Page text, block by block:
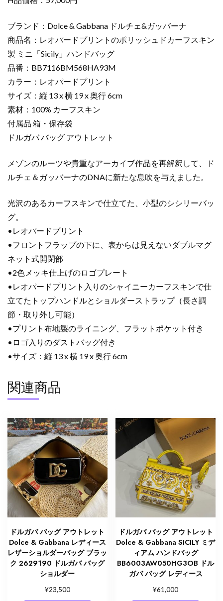
ド
カ
ー
フ
ス
キ
ン
製
ミ
ニ
「Sicily」
ン
ド
ッ
グ
BB7116BM568HA93M
ド
ル
ガ
バ
バ
ッ
ア
ウ
ト
レ
ト
個
ブランド：Dolce & Gabbana ドルチェ&ガッバーナ
商品名：レオパードプリントのポリッシュドカーフスキン
製 ミニ「Sicily」ハンドバッグ
品番：BB7116BM568HA93M
カラー：レオパードプリント
サイズ：縦 13 x 横 19 x 奥行 6cm
素材：100% カーフスキン
付属品 箱・保存袋
ドルガバ バッグ アウトレット
メゾンのルーツや貴重なアーカイブ作品を再解釈して、ド
ルチェ＆ガッバーナのDNAに新たな息吹を与えました。
光沢のあるカーフスキンで仕立てた、小型のシシリーバッ
グ。
•レオパードプリント
•フロントフラップの下に、表からは見えないダブルマグ
ネット式開閉部
•2色メッキ仕上げのロゴプレート
•レオパードプリント入りのシャイニーカーフスキンで仕
立てたトップハンドルとショルダーストラップ（長さ調
節・取り外し可能）
•プリント布地製のライニング、フラットポケット付き
•ロゴ入りのダストバッグ付き
•サイズ：縦 13 x 横 19 x 奥行 6cm
関連商品
ドルガバ バッグ アウトレット
Dolce & Gabbana レディース
レザーショルダーバッグ ブラッ
ク 2629190 ドルガバ バッグ
ショルダー
¥23,500
ドルガバ バッグ アウトレット
Dolce & Gabbana SICILY ミデ
ィアム ハンドバッグ
BB6003AW050HG3OB ドル
ガバ バッグ レディース
¥61,000